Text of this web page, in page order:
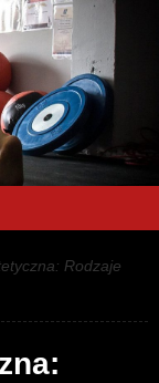
Rodzaje